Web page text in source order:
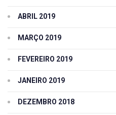
ABRIL 2019
MARÇO 2019
FEVEREIRO 2019
JANEIRO 2019
DEZEMBRO 2018